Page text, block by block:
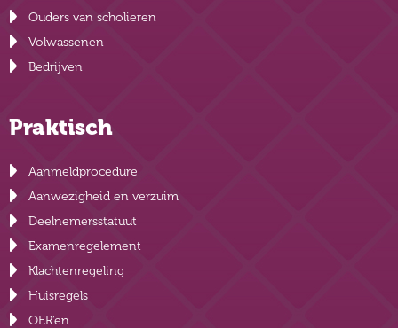
Ouders van scholieren
Volwassenen
Bedrijven
Praktisch
Aanmeldprocedure
Aanwezigheid en verzuim
Deelnemersstatuut
Examenregelement
Klachtenregeling
Huisregels
OER’en